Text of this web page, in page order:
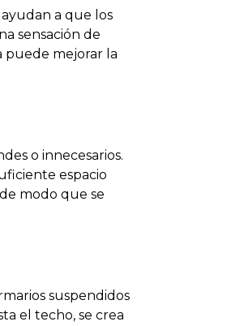
a que los
sensación de
puede mejorar la
o innecesarios.
espacio
modo que se
suspendidos
el techo, se crea